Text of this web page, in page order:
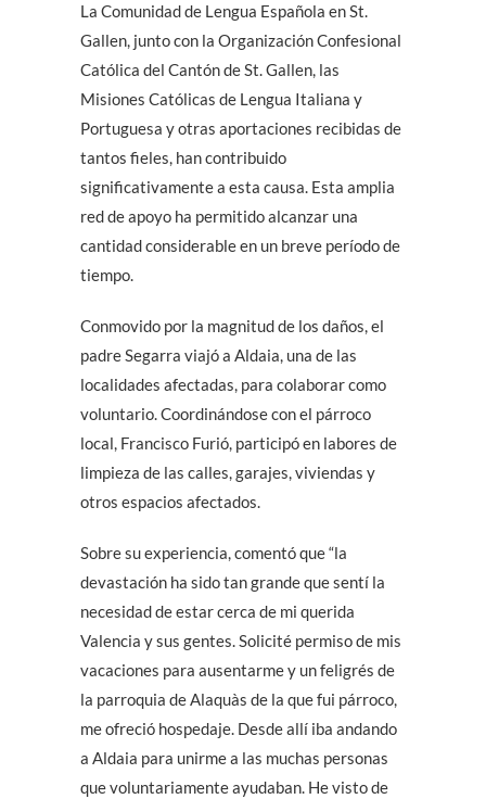
La Comunidad de Lengua Española en St.
Gallen, junto con la Organización Confesional
Católica del Cantón de St. Gallen, las
Misiones Católicas de Lengua Italiana y
Portuguesa y otras aportaciones recibidas de
tantos fieles, han contribuido
significativamente a esta causa. Esta amplia
red de apoyo ha permitido alcanzar una
cantidad considerable en un breve período de
tiempo.
Conmovido por la magnitud de los daños, el
padre Segarra viajó a Aldaia, una de las
localidades afectadas, para colaborar como
voluntario. Coordinándose con el párroco
local, Francisco Furió, participó en labores de
limpieza de las calles, garajes, viviendas y
otros espacios afectados.
Sobre su experiencia, comentó que “la
devastación ha sido tan grande que sentí la
necesidad de estar cerca de mi querida
Valencia y sus gentes. Solicité permiso de mis
vacaciones para ausentarme y un feligrés de
la parroquia de Alaquàs de la que fui párroco,
me ofreció hospedaje. Desde allí iba andando
a Aldaia para unirme a las muchas personas
que voluntariamente ayudaban. He visto de